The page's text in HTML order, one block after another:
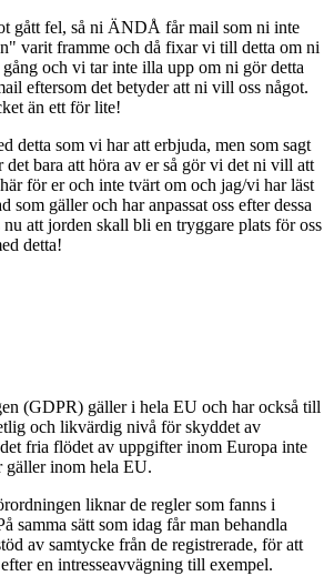
gått fel, så ni ÄNDÅ får mail som ni inte
varit framme och då fixar vi till detta om ni
gång och vi tar inte illa upp om ni gör detta
eftersom det betyder att ni vill oss något.
än ett för lite!
detta som vi har att erbjuda, men som sagt
det bara att höra av er så gör vi det ni vill att
för er och inte tvärt om och jag/vi har läst
som gäller och har anpassat oss efter dessa
att jorden skall bli en tryggare plats för oss
detta!
(GDPR) gäller i hela EU och har också till
och likvärdig nivå för skyddet av
fria flödet av uppgifter inom Europa inte
gäller inom hela EU.
liknar de regler som fanns i
samma sätt som idag får man behandla
av samtycke från de registrerade, för att
en intresseavvägning till exempel.